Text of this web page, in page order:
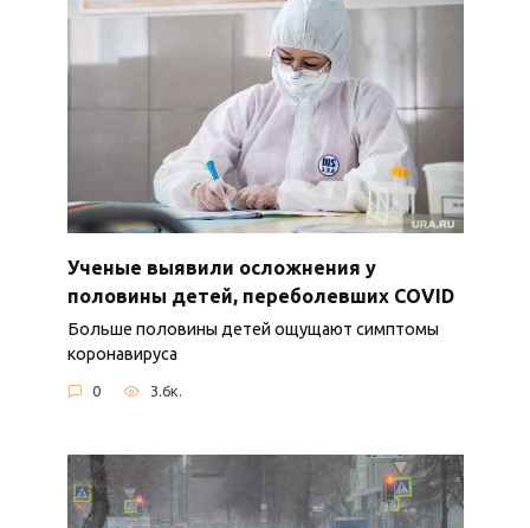
Ученые выявили осложнения у
половины детей, переболевших COVID
Больше половины детей ощущают симптомы
коронавируса
0 3.6к.